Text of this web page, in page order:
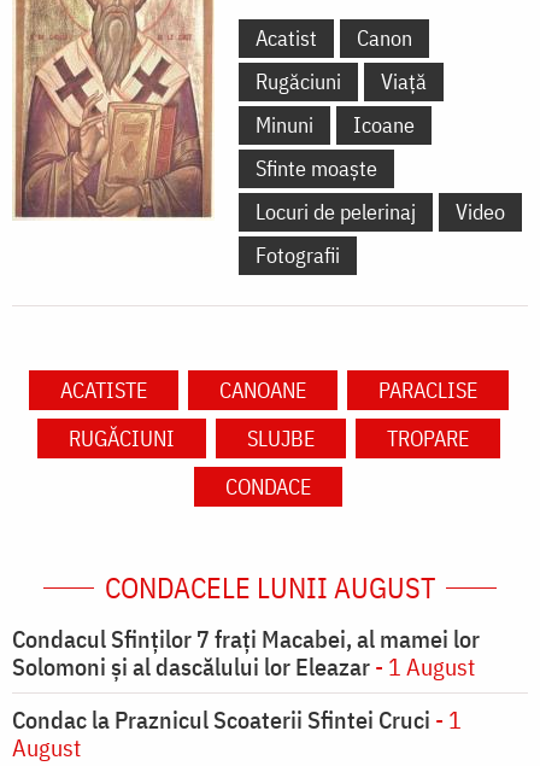
Acatist
Canon
Rugăciuni
Viață
Minuni
Icoane
Sfinte moaște
Locuri de pelerinaj
Video
Fotografii
ACATISTE CANOANE
PARACLISE
RUGĂCIUNI
SLUJBE
TROPARE
CONDACE
CONDACELE LUNII AUGUST
Condacul Sfinţilor 7 fraţi Macabei, al mamei lor
Solomoni şi al dascălului lor Eleazar- 1 August
Condac la Praznicul Scoaterii Sfintei Cruci - 1
August